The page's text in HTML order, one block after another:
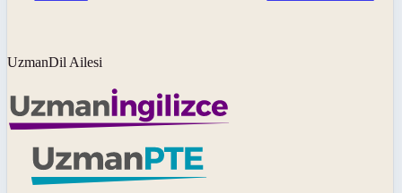
UzmanDil Ailesi